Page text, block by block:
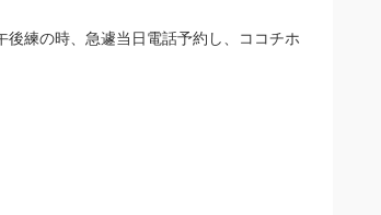
練の時、急遽当日電話予約し、ココチホ